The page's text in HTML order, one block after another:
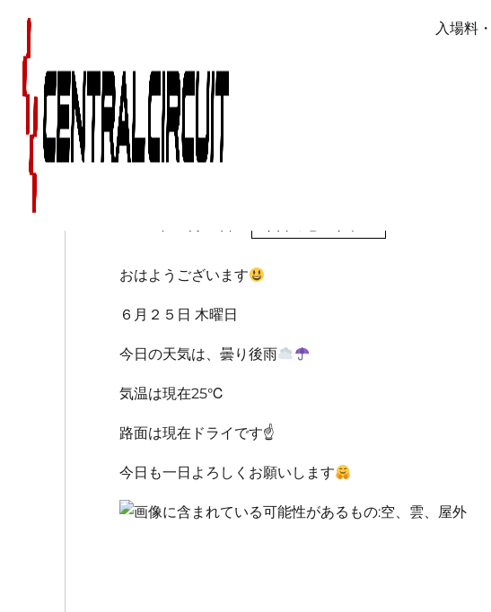
入場料
６月２５日（木）のセントラ
おはようございます
６月２５日 木曜日
今日の天気は、曇り後雨
気温は現在25℃
路面は現在ドライです☝️
今日も一日よろしくお願いします